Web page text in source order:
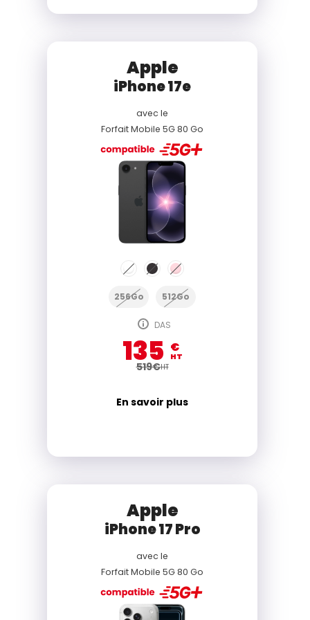
Apple
iPhone 17e
avec le
Forfait Mobile 5G 80 Go
256Go 512Go
DAS
135 €
HT
519€HT
En savoir plus
Apple
iPhone 17 Pro
avec le
Forfait Mobile 5G 80 Go